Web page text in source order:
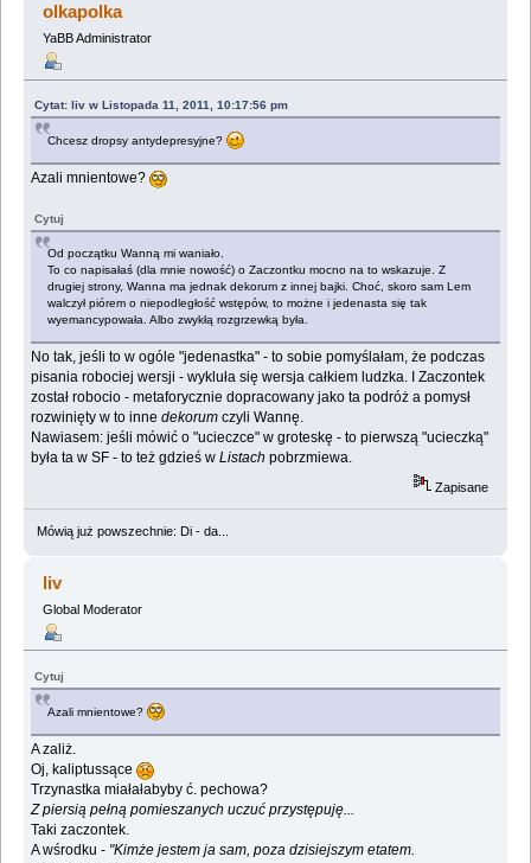
olkapolka
YaBB Administrator
Cytat: liv w Listopada 11, 2011, 10:17:56 pm
Chcesz dropsy antydepresyjne?
Azali mnientowe?
Cytuj
Od początku Wanną mi waniało.
To co napisałaś (dla mnie nowość) o Zaczontku mocno na to wskazuje. Z
drugiej strony, Wanna ma jednak dekorum z innej bajki. Choć, skoro sam Lem
walczył piórem o niepodległość wstępów, to możne i jedenasta się tak
wyemancypowała. Albo zwykłą rozgrzewką była.
No tak, jeśli to w ogóle "jedenastka" - to sobie pomyślałam, że podczas
pisania robociej wersji - wykluła się wersja całkiem ludzka. I Zaczontek
został robocio - metaforycznie dopracowany jako ta podróż a pomysł
rozwinięty w to innedekorum czyli Wannę.
Nawiasem: jeśli mówić o "ucieczce" w groteskę - to pierwszą "ucieczką"
była ta w SF - to też gdzieś wListach pobrzmiewa.
Zapisane
Mówią już powszechnie: Di - da...
liv
Global Moderator
Cytuj
Azali mnientowe?
A zaliż.
Oj, kaliptussące
Trzynastka miałałabyby ć. pechowa?
Z piersią pełną pomieszanych uczuć przystępuję...
Taki zaczontek.
A wśrodku - "Kimże jestem ja sam, poza dzisiejszym etatem.